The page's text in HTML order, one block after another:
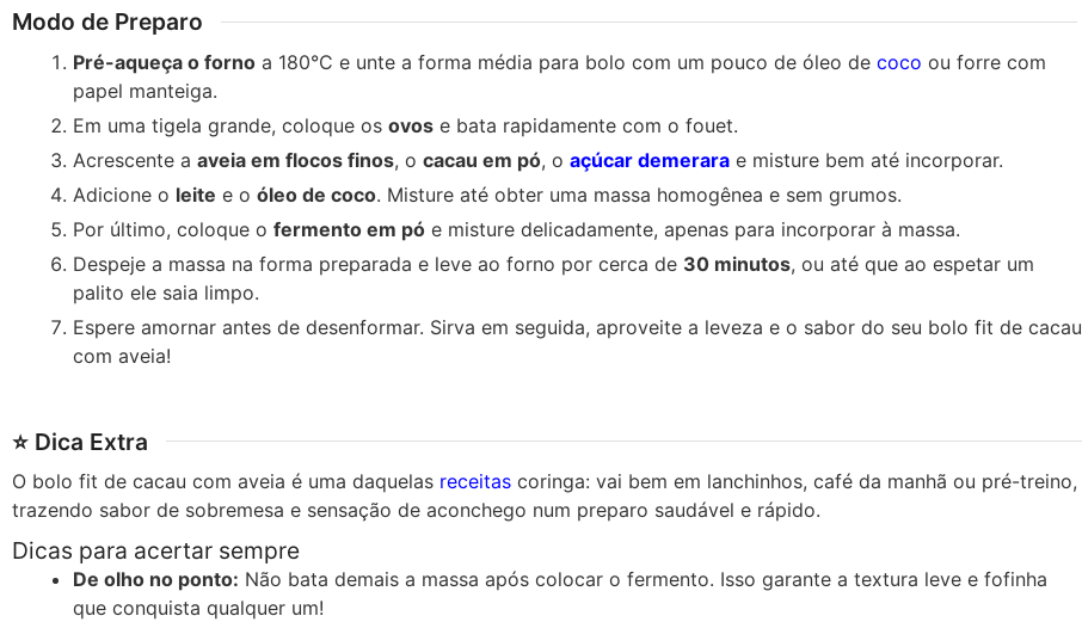
Modo de Preparo
Pré-aqueça o forno a 180°C e unte a forma média para bolo com um pouco de óleo decoco ou forre com
papel manteiga.
Em uma tigela grande, coloque osovos e bata rapidamente com o fouet.
Acrescente aaveia em flocos finos, ocacau em pó, oaçúcar demerara e misture bem até incorporar.
Adicione o leite e oóleo de coco. Misture até obter uma massa homogênea e sem grumos.
Por último, coloque ofermento em pó e misture delicadamente, apenas para incorporar à massa.
Despeje a massa na forma preparada e leve ao forno por cerca de 30 minutos, ou até que ao espetar um
palito ele saia limpo.
Espere amornar antes de desenformar. Sirva em seguida, aproveite a leveza e o sabor do seu bolo fit de cacau
com aveia!
⭐ Dica Extra
O bolo fit de cacau com aveia é uma daquelas receitas coringa: vai bem em lanchinhos, café da manhã ou pré-treino,
trazendo sabor de sobremesa e sensação de aconchego num preparo saudável e rápido.
Dicas para acertar sempre
De olho no ponto: Não bata demais a massa após colocar o fermento. Isso garante a textura leve e fofinha
que conquista qualquer um!